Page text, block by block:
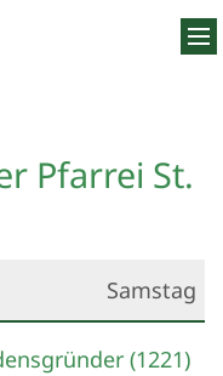
Pfarrei St.
Samstag
(1221)